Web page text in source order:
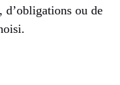
d’obligations ou de